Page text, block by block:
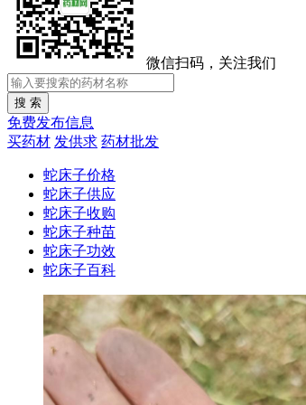
微信扫码，关注我们
免费发布信息
买药材 发供求 药材批发
蛇床子价格
蛇床子供应
蛇床子收购
蛇床子种苗
蛇床子功效
蛇床子百科